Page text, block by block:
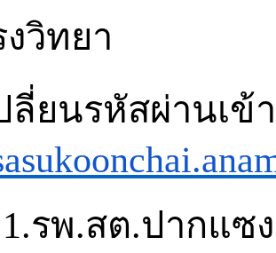
วิทยา
ลี่ยนรหัสผ่านเข้
1.รพ.สต.ปากแซง